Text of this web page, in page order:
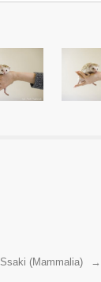
Ssaki (Mammalia) →